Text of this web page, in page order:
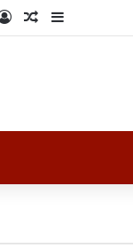
Log InRandom Article
Sidebar